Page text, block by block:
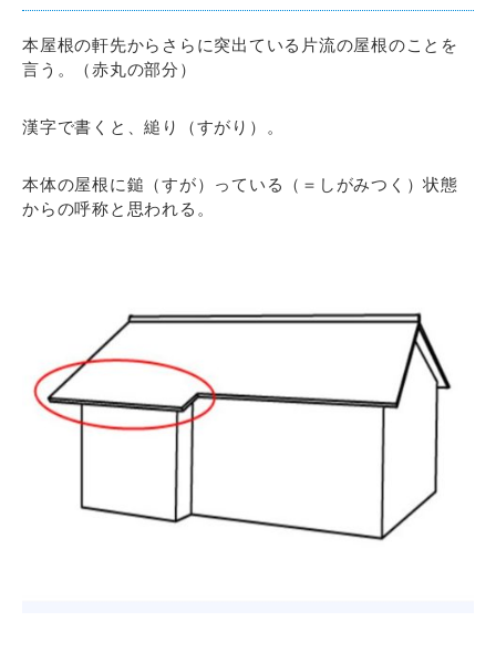
本屋根の軒先からさらに突出ている片流の屋根のことを
言う。（赤丸の部分）
漢字で書くと、縋り（すがり）。
本体の屋根に鎚（すが）っている（＝しがみつく）状態
からの呼称と思われる。